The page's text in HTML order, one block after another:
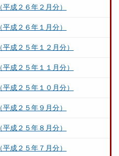
成２６年２月分）
成２６年１月分）
成２５年１２月分）
成２５年１１月分）
成２５年１０月分）
成２５年９月分）
成２５年８月分）
成２５年７月分）